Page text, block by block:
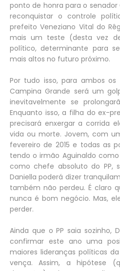
ponto de honra para o
reconquistar o controle
prefeito Veneziano Vital do
mais um teste (desta vez
político, determinante para
mais altos no futuro próximo.
Por tudo isso, para ambos
Campina Grande será um
inevitavelmente se
Enquanto isso, a filha do ex-
precisará enxergar a corrida
vida ou morte. Jovem, com
fevereiro de 2015 e todas as
tendo o irmão Aguinaldo
como chefe absoluto do PP,
Daniella poderá dizer
também não perdeu. É claro
nunca é bom negócio. Mas,
perder.
Ainda que o PP saia sozinho,
confirmar este ano uma
maiores lideranças políticas
vença. Assim, a hipótese